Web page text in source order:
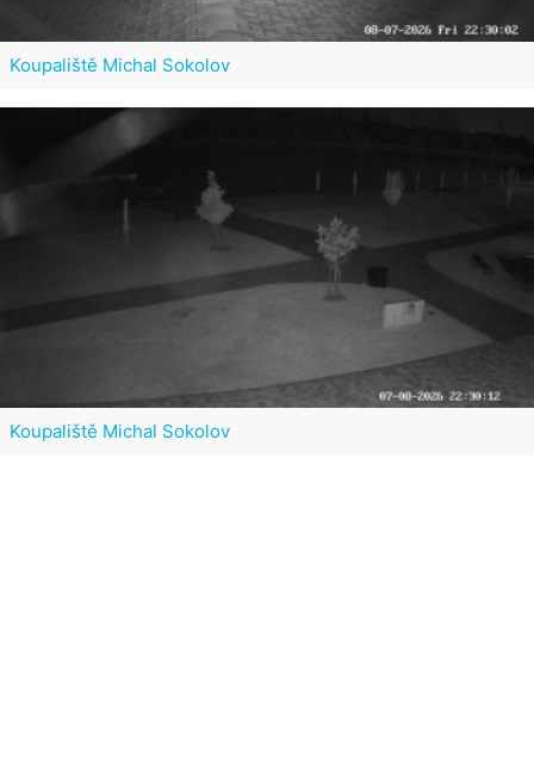
Koupaliště Michal Sokolov
Koupaliště Michal Sokolov